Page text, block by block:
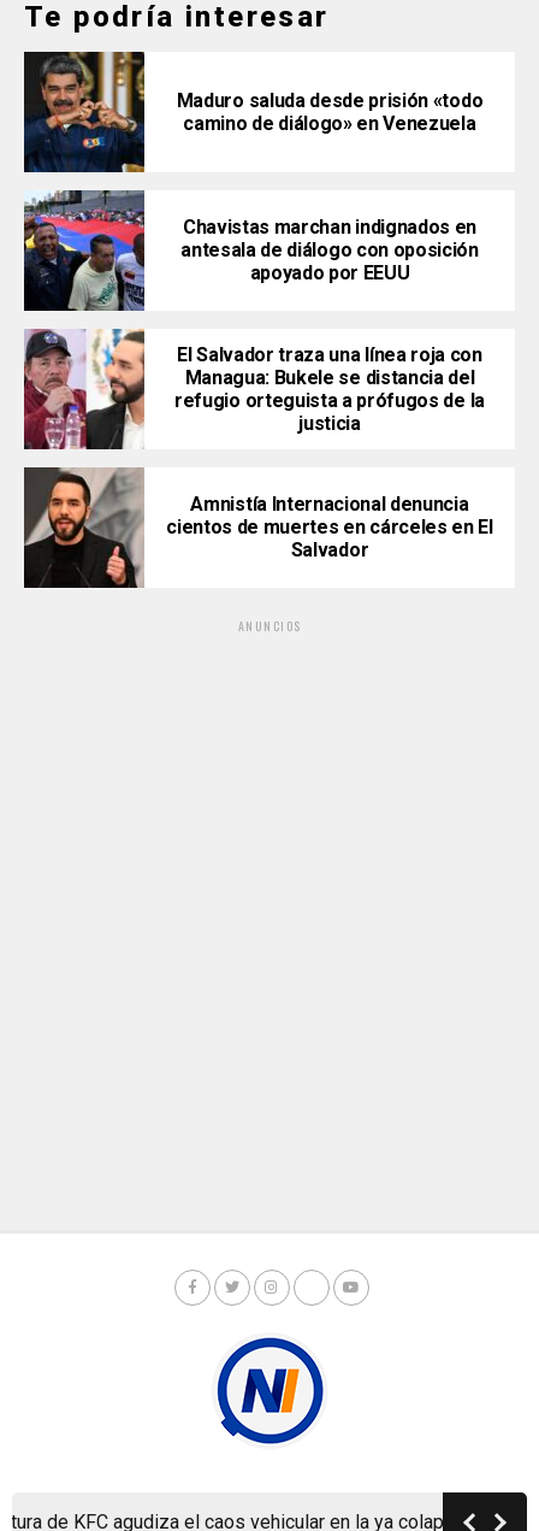
KFC agudiza el caos vehicular en la ya colapsada Carretera
Te podría interesar
Maduro saluda desde prisión «todo
camino de diálogo» en Venezuela
Chavistas marchan indignados en
antesala de diálogo con oposición
apoyado por EEUU
El Salvador traza una línea roja con
Managua: Bukele se distancia del
refugio orteguista a prófugos de la
justicia
Amnistía Internacional denuncia
cientos de muertes en cárceles en El
Salvador
ANUNCIOS
Copyright © Nicaragua Investiga 2024